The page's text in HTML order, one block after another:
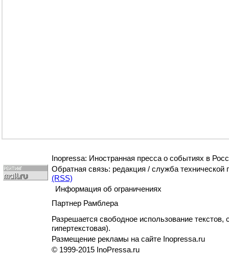
Inopressa: Иностранная пресса о событиях в
Обратная связь: редакция / служба технической
(RSS)
Информация об ограничениях
Партнер Рамблера
Разрешается свободное использование текстов,
гипертекстовая).
Размещение рекламы на сайте Inopressa.ru
© 1999-2015 InoPressa.ru